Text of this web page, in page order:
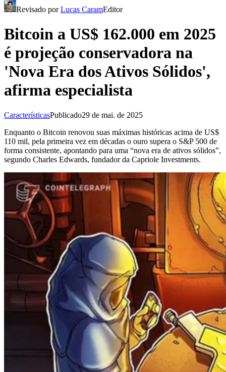
Revisado porLucas CaramEditor
Bitcoin a US$ 162.000 em 2025
é projeção conservadora na
'Nova Era dos Ativos Sólidos',
afirma especialista
CaracterísticasPublicado29 de mai. de 2025
Enquanto o Bitcoin renovou suas máximas históricas acima de US$
110 mil, pela primeira vez em décadas o ouro supera o S&P 500 de
forma consistente, apontando para uma “nova era de ativos sólidos”,
segundo Charles Edwards, fundador da Capriole Investments.